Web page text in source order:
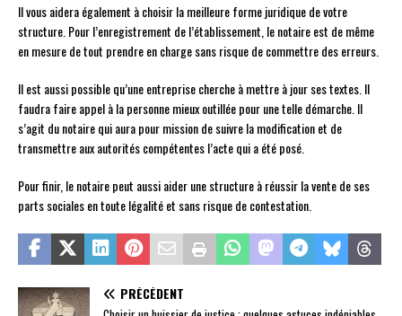
Il vous aidera également à choisir la meilleure forme juridique de votre
structure. Pour l’enregistrement de l’établissement, le notaire est de même
en mesure de tout prendre en charge sans risque de commettre des erreurs.
Il est aussi possible qu’une entreprise cherche à mettre à jour ses textes. Il
faudra faire appel à la personne mieux outillée pour une telle démarche. Il
s’agit du notaire qui aura pour mission de suivre la modification et de
transmettre aux autorités compétentes l’acte qui a été posé.
Pour finir, le notaire peut aussi aider une structure à réussir la vente de ses
parts sociales en toute légalité et sans risque de contestation.
PRÉCÉDENT